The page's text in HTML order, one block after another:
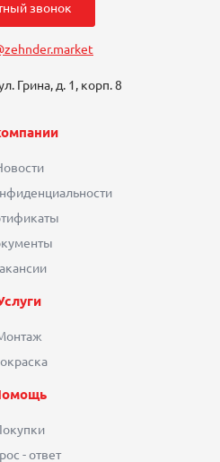
звонок
Грина, д. 1, корп. 8
- ответ